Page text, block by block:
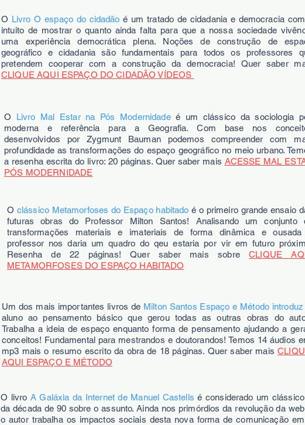
O Livro O espaço do cidadão é um tratado de cidadania e democracia
intuito de mostrar o quanto ainda falta para que a nossa sociedade
uma experiência democrática plena. Noções de construção de
geográfico e cidadania são fundamentais para todos os professores
pretendem cooperar com a construção da democracia! Quer saber
CLIQUE AQUI ESPAÇO DO CIDADÃO VÍDEOS
O Livro Mal Estar na Pós Modernidadeé um clássico da sociologia
moderna e referência para a Geografia. Com base nos
desenvolvidos por Zygmunt Bauman podemos compreender com
profundidade as transformações do espaço geográfico no meio urbano.
a resenha escrita do livro: 20 páginas. Quer saber mais ACESSE MAL
PÓS MODERNIDADE
O clássico Metamorfoses do Espaço habitadoé o primeiro grande ensaio
futuras obras do Professor Milton Santos! Analisando um conjunto
transformações materiais e imateriais de forma dinâmica e
professor nos daria um quadro do qeu estaria por vir em futuro
Resenha de 22 páginas! Quer saber mais sobreCLIQUE
METAMORFOSES DO ESPAÇO HABITADO
Um dos mais importantes livros de Milton Santos Espaço e Método introduz
aluno ao pensamento básico que gerou todas as outras obras do
Trabalha a ideia de espaço enquanto forma de pensamento ajudando a
conceitos! Fundamental para mestrandos e doutorandos! Temos 14 áudios
mp3 mais o resumo escrito da obra de 18 páginas. Quer saber mais
AQUI ESPAÇO E MÉTODO
O livro A Galáxia da Internet de Manuel Castells é considerado um clássico
da década de 90 sobre o assunto. Ainda nos primórdios da revolução da web
o autor trabalha os impactos sociais desta nova forma de comunicação em